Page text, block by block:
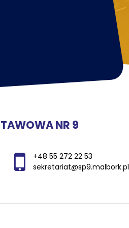
NR 9
+48 55 272 22 53
sekretariat@sp9.malbork.pl